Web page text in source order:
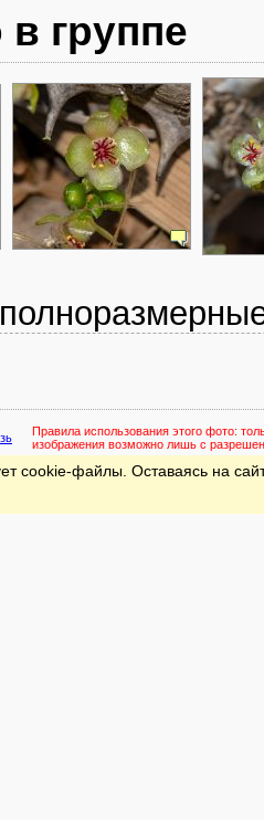
группе
Правила использования этого фото:
изображения возможно лишь с
cookie-файлы. Оставаясь на